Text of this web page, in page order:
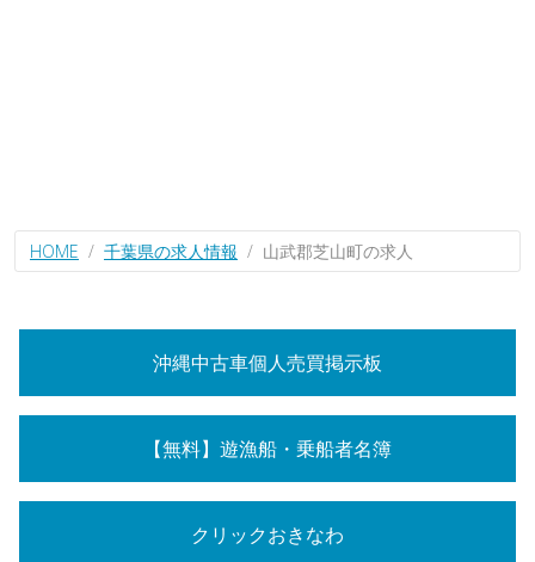
HOME 千葉県の求人情報 山武郡芝山町の求人
沖縄中古車個人売買掲示板
【無料】遊漁船・乗船者名簿
クリックおきなわ